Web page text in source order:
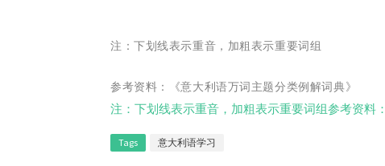
注：下划线表示重音，加粗表示重要词组
参考资料：《意大利语万词主题分类例解词典》
注：下划线表示重音，加粗表示重要词组参考资料
Tags 意大利语学习